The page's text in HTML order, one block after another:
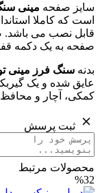
سایز صفحه مینی
است که کاملا
قابل نصب می باشد.
صفحه به یک دکمه
بدنه سنگ فرز مینی
عایق شده و یک
کمکی، آچار و
ثبت پرسش
محصولات مرتبط
%32